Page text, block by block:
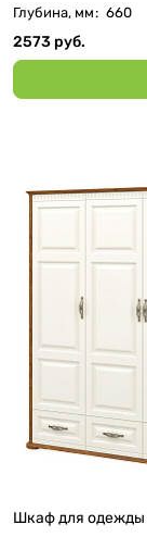
Глубина, мм: 660
2573 руб.
Шкаф для одежды